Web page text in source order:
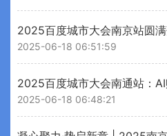
2025-06-18 06:51:59
2025-06-18 06:48:21